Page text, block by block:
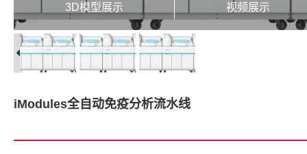
3D模型展示 视频展示
iModules全自动免疫分析流水线